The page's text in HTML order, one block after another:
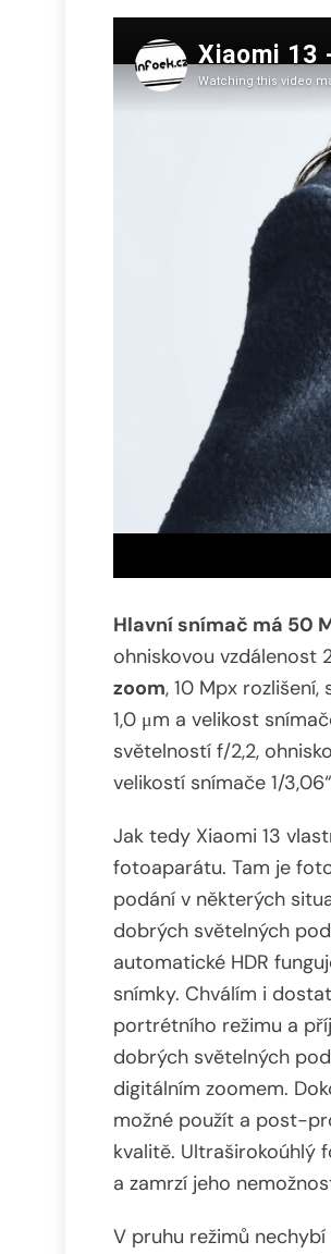
Hlavní snímač má 50
ohniskovou vzdálenost
zoom, 10 Mpx
1,0 μm a velikost
světelností f/2,2,
velikostí snímače 1/
Jak tedy Xiaomi 13
fotoaparátu. Tam je
podání v některých
dobrých světelných
automatické HDR
snímky. Chválím i
portrétního režimu a
dobrých světelných
digitálním zoomem.
možné použít a post-
kvalitě. Ultraširokoúhlý
a zamrzí jeho
V pruhu režimů